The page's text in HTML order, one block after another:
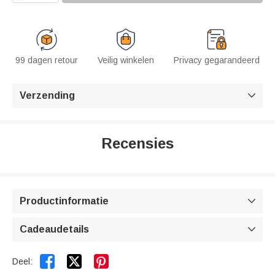
99 dagen retour Veilig winkelen Privacy gegarandeerd
Verzending 
Recensies
Productinformatie 
Cadeaudetails 
Deel:  